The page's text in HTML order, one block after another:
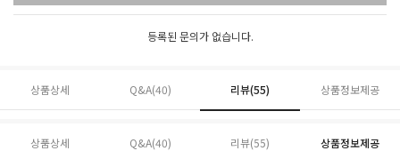
등록된 문의가 없습니다.
상품상세 Q&A(40) 리뷰(55) 상품정보제공
상품상세 Q&A(40) 리뷰(55) 상품정보제공